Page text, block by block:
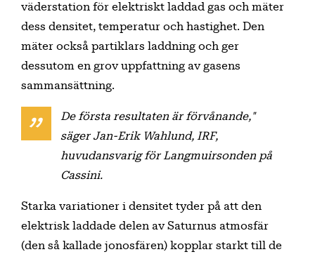
väderstation för elektriskt laddad gas och mäter
dess densitet, temperatur och hastighet. Den
mäter också partiklars laddning och ger
dessutom en grov uppfattning av gasens
sammansättning.
De första resultaten är förvånande,"
säger Jan-Erik Wahlund, IRF,
huvudansvarig för Langmuirsonden på
Cassini.
Starka variationer i densitet tyder på att den
elektrisk laddade delen av Saturnus atmosfär
(den så kallade jonosfären) kopplar starkt till de